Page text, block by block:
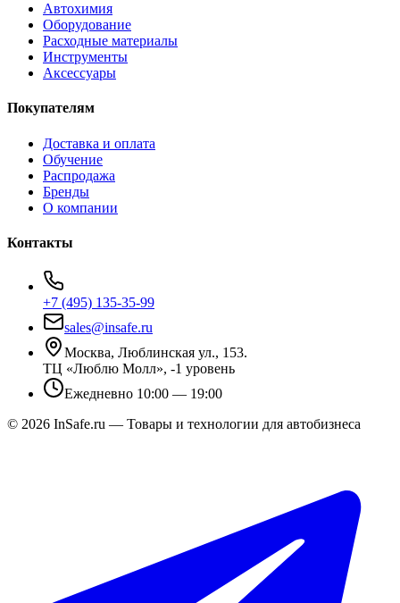
Автохимия
Оборудование
Расходные материалы
Инструменты
Аксессуары
Покупателям
Доставка и оплата
Обучение
Распродажа
Бренды
О компании
Контакты
+7 (495) 135-35-99
sales@insafe.ru
Москва, Люблинская ул., 153.
ТЦ «Люблю Молл», -1 уровень
Ежедневно 10:00 — 19:00
© 2026 InSafe.ru — Товары и технологии для автобизнеса